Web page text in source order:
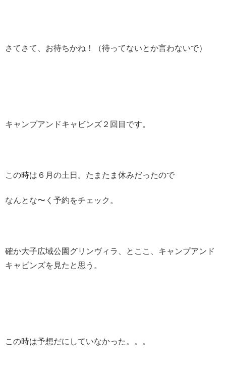
さてさて、お待ちかね！（待ってないとか言わないで）
キャンプアンドキャビンズ２回目です。
この時は６月の土日。たまたま休みだったので
なんとな〜く予約をチェック。
確か大子広域公園グリンヴィラ、とここ、キャンプアンド
キャビンズを見たと思う。
この時は予想だにしていなかった。。。